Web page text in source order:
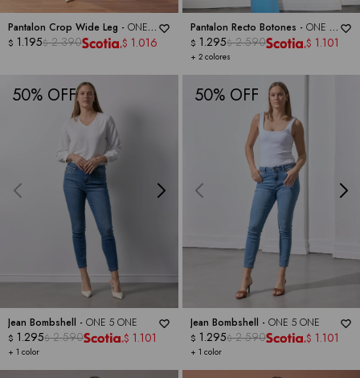
Pantalon Crop Wide Leg - ONE 5
ONE
$ 1.195$ 2.390 $ 1.016
Pantalon Recto Botones - ONE 5
ONE
+ 2 colores
$ 1.295$ 2.590 $ 1.101
50
Jean Bombshell - ONE 5 ONE
+ 1 color
$ 1.295$ 2.590 $ 1.101
50
Jean Bombshell - ONE 5 ONE
+ 1 color
$ 1.295$ 2.590 $ 1.101